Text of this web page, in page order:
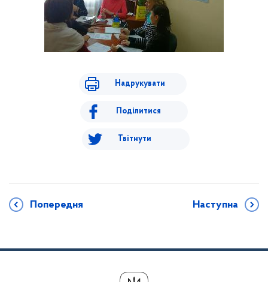
Надрукувати
Поділитися
Твітнути
Попередня Наступна